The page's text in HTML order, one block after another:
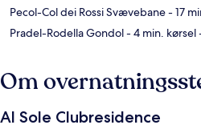
Pecol-Col dei Rossi Svævebane- 17
Pradel-Rodella Gondol- 4 min. kørsel
Om
Al Sole Clubresidence